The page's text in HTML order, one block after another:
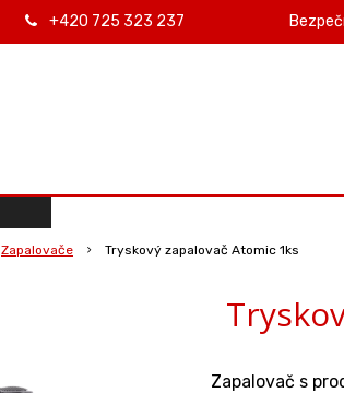
+420 725 323 237
Zapalovače Tryskový zapalovač Atomic 1ks
Zapalovač s